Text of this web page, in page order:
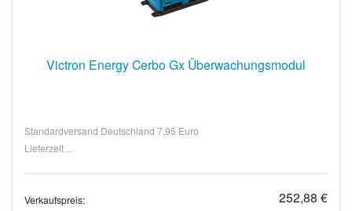
Victron Energy Cerbo Gx Überwachungsmodul
Standardversand Deutschland 7,95 Euro
Lieferzeit ...
Verkaufspreis: 252,88 €